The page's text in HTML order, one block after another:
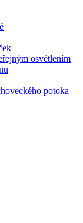
osvětlením
potoka